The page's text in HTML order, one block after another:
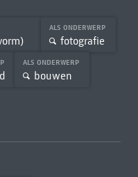
ALS ONDERWERP
fotografie
ALS ONDERWERP
bouwen